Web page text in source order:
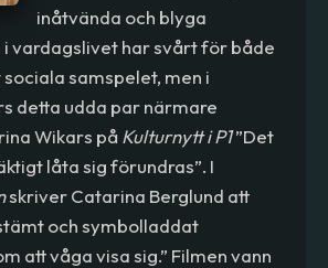
inåtvända och blyga
i vardagslivet har svårt för både
samspelet, men i
detta udda par närmare
Wikars på Kulturnytti P1”Det
låta sig förundras”. I
skriver Catarina Berglund att
och symbolladdat
att våga visa sig.” Filmen vann